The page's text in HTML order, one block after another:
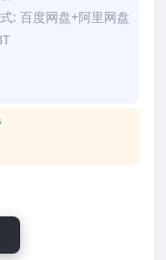
: 百度网盘+阿里网盘